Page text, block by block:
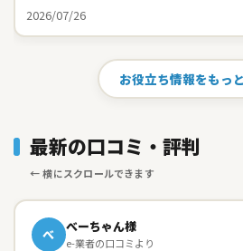
2026/07/26
お役立ち情報をもっ
最新の口コミ・評判
べ べーちゃん様
e-業者の口コミより